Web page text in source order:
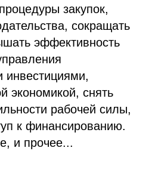
закупок,
сокращать
эффективность
инвестициями,
экономикой, снять
рабочей силы,
к финансированию.
и прочее...